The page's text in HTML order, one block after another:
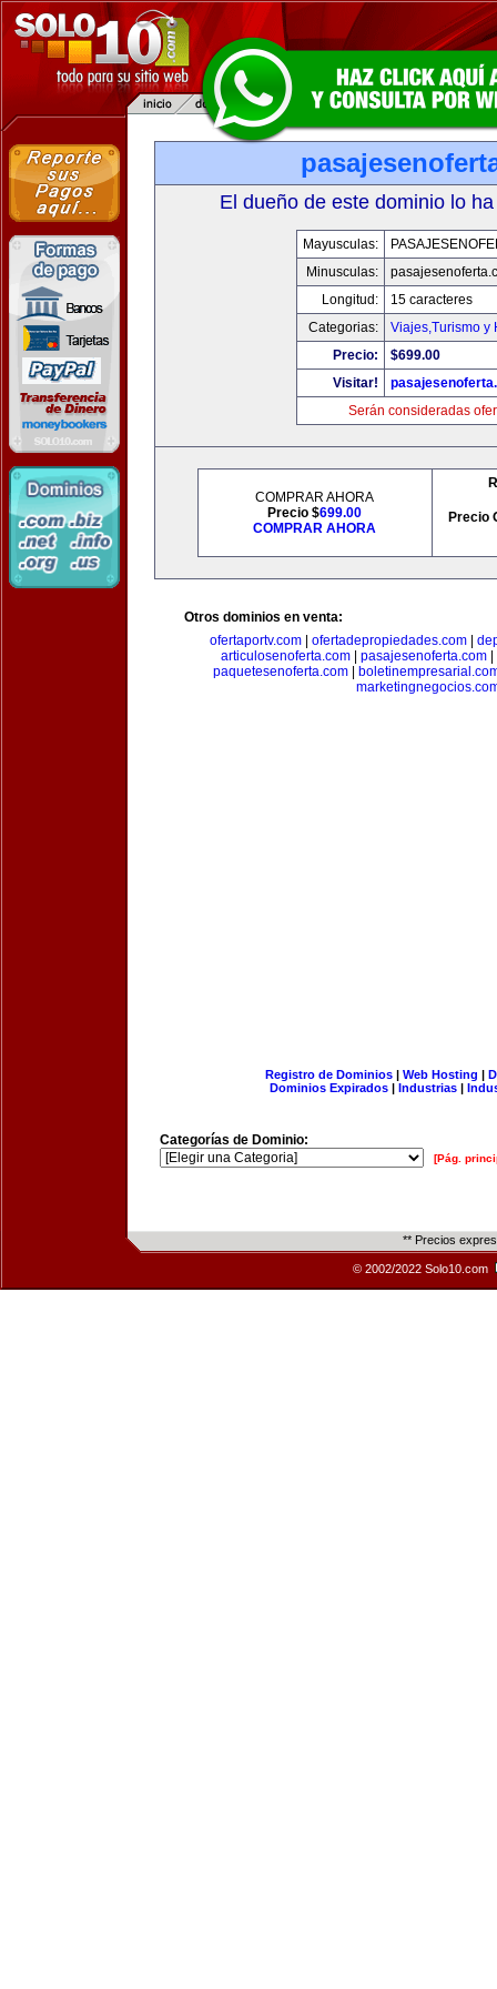
El dueño de este dominio lo
Mayusculas:
Minusculas:
Longitud:
15 caracteres
Categorias:
Viajes,Turismo y
Precio:
$699.00
Visitar!
Serán consideradas
COMPRAR AHORA
Precio $699.00
COMPRAR AHORA
Precio
Otros dominios en venta:
ofertaportv.com
ofertadepropiedades.com
articulosenoferta.com
pasajesenoferta.com
paquetesenoferta.com|
Registro de Dominios| Web Hosting |
Dominios Expirados | Industrias |
Categorías de Dominio:
[Pág.
** Precios
© 2002/2022 Solo10.com